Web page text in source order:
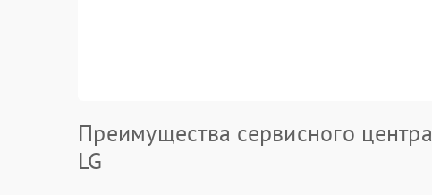
Преимущества сервисного центра
LG